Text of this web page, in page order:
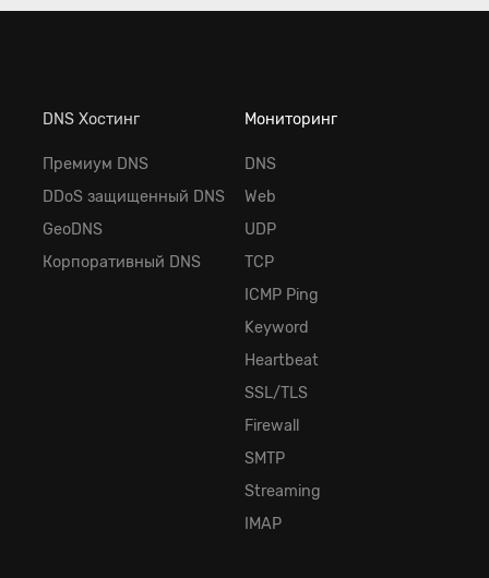
DNS Хостинг
Премиум DNS
DDoS защищенный DNS
GeoDNS
Корпоративный DNS
Мониторинг
DNS
Web
UDP
TCP
ICMP Ping
Keyword
Heartbeat
SSL/TLS
Firewall
SMTP
Streaming
IMAP